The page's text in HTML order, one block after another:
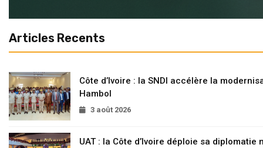
Articles Recents
Côte d’Ivoire : la SNDI accélère la
Hambol
3 août 2026
UAT : la Côte d’Ivoire déploie sa